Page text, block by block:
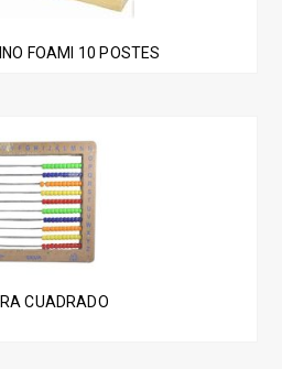
FOAMI 10 POSTES
CUADRADO